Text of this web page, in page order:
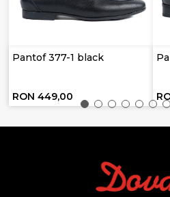
Pantof 377-1 black
RON 449,00